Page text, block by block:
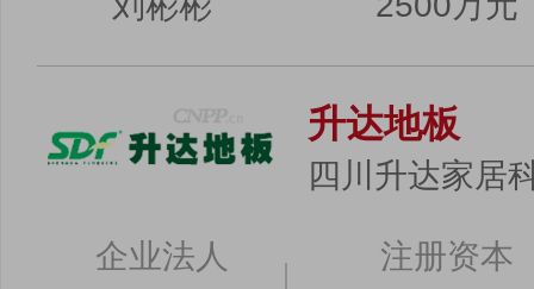
升达地板
四川升达家居
企业法人
注册资本